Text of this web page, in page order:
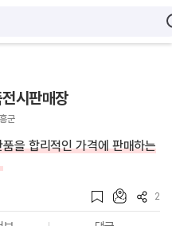
시판매장
군
을 합리적인 가격에 판매하는
2